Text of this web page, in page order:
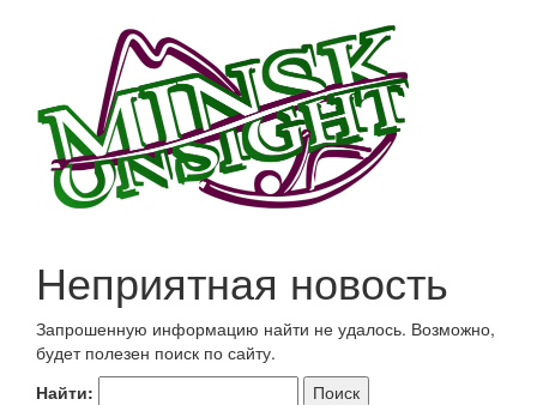
Неприятная новость
Запрошенную информацию найти не удалось. Возможно,
будет полезен поиск по сайту.
Найти: